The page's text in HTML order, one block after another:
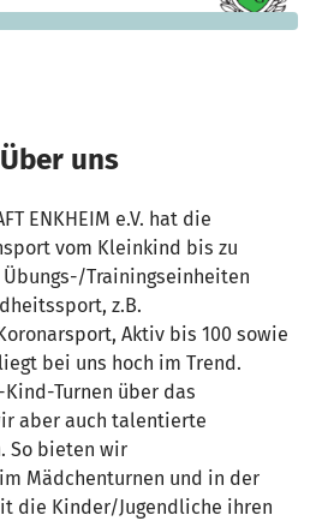
Über uns
ENKHEIM e.V. hat die
vom Kleinkind bis zu
Trainingseinheiten
z.B.
Aktiv bis 100 sowie
bei uns hoch im Trend.
Turnen über das
aber auch talentierte
So bieten wir
Mädchenturnen und in der
die Kinder/Jugendliche ihren